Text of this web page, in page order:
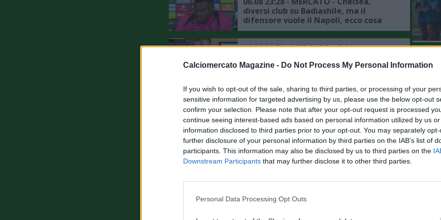
Calciomercato Magazine - Do Not Process My Personal Information
If you wish to opt-out of the sale, sharing to third parties, or processing of your
sensitive information for targeted advertising by us, please use the below opt-out
confirm your selection. Please note that after your opt-out request is processed
continue seeing interest-based ads based on personal information utilized by us
information disclosed to third parties prior to your opt-out. You may separately
further disclosure of your personal information by third parties on the IAB’s list of
participants. This information may also be disclosed by us to third parties on the
Downstream Participants that may further disclose it to other third parties.
Personal Data Processing Opt Outs
diversi club su Badiashile, ma il
difensore vuole il Napoli, ecco cosa
frena la trattativa
06.08 22:52 - MERCATO - Schira:
Kristensen, l'Udinese ne vuole di più, i
06.08 15:48 - CALCIOMERCATO - Milan,
ancora zero uscite sul mercato, per i
bookie (a 1,57) Fofana sarà il primo a
salutare
06.08 13:38 - MERCATO - Roma, ai
dettagli il rinnovo di Pellegrini, le
ultime sulla trattativa
mercato in uscita: Cheddira punta a
del